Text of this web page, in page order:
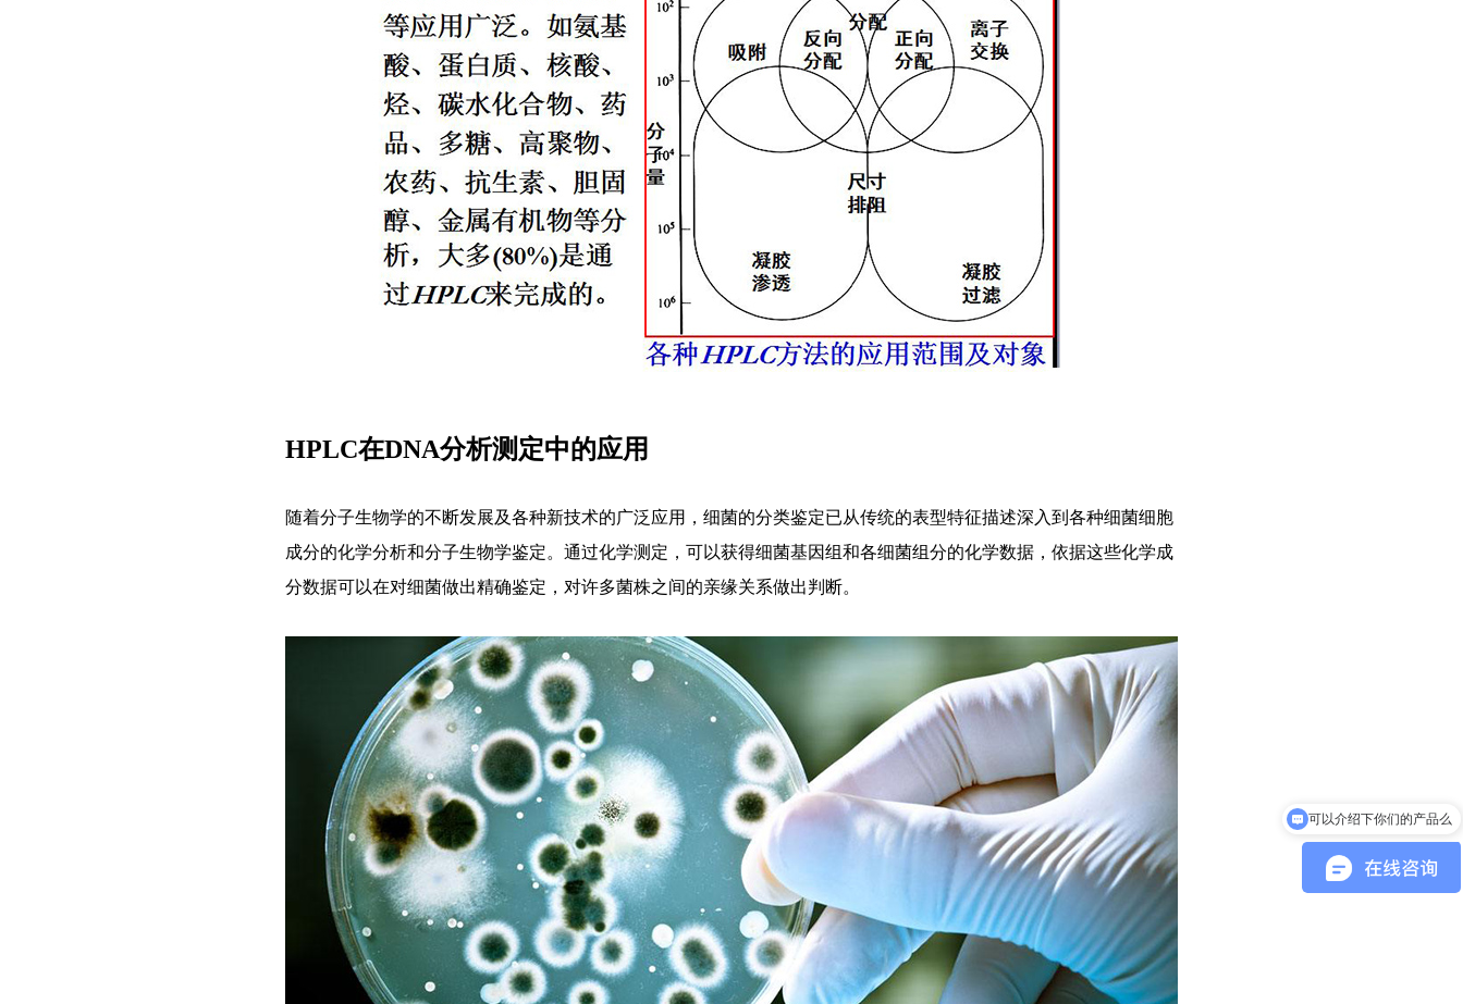
HPLC在DNA分析测定中的应用
随着分子生物学的不断发展及各种新技术的广泛应用，细菌的分类鉴定已从传统的表型特征描述深入到各种细菌细胞
成分的化学分析和分子生物学鉴定。通过化学测定，可以获得细菌基因组和各细菌组分的化学数据，依据这些化学成
分数据可以在对细菌做出精确鉴定，对许多菌株之间的亲缘关系做出判断。
你们是怎么收费的呢